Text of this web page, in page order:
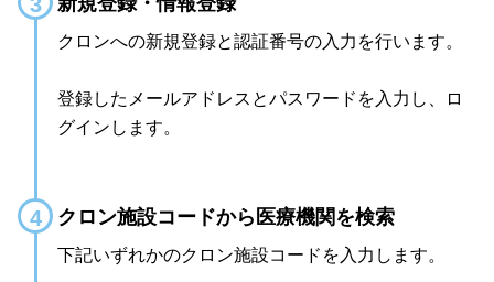
クロンへの新規登録と認証番号の入力を行います。
登録したメールアドレスとパスワードを入力し、ロ
グインします。
クロン施設コードから医療機関を検索
下記いずれかのクロン施設コードを入力します。